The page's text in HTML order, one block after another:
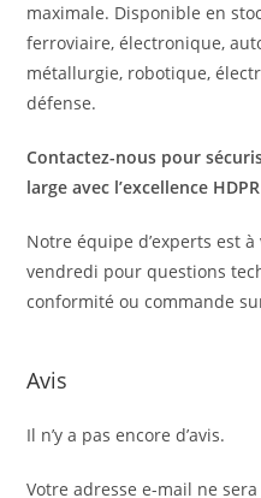
maximale. Disponible en
ferroviaire, électronique,
métallurgie, robotique,
défense.
Contactez-nous pour
large avec l’excellence
Notre équipe d’experts est
vendredi pour questions
conformité ou commande
Avis
Il n’y a pas encore d’avis.
Votre adresse e-mail ne